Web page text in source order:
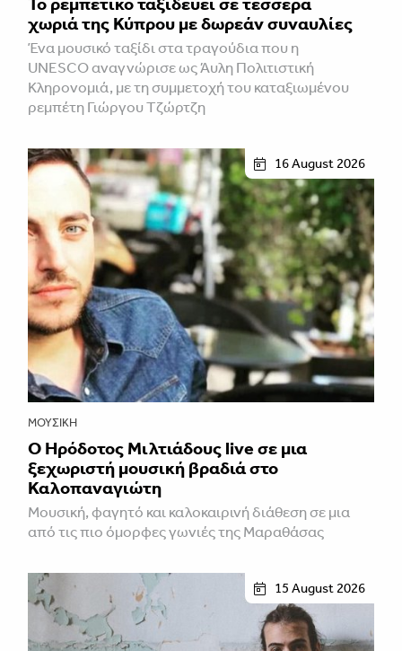
χωριά της Κύπρου με δωρεάν συναυλίες
Ένα μουσικό ταξίδι στα τραγούδια που η
UNESCO αναγνώρισε ως Άυλη Πολιτιστική
Κληρονομιά, με τη συμμετοχή του καταξιωμένου
ρεμπέτη Γιώργου Τζώρτζη
16 August 2026
ΜΟΥΣΙΚΉ
Ο Ηρόδοτος Μιλτιάδους live σε μια
ξεχωριστή μουσική βραδιά στο
Καλοπαναγιώτη
Μουσική, φαγητό και καλοκαιρινή διάθεση σε μια
από τις πιο όμορφες γωνιές της Μαραθάσας
15 August 2026